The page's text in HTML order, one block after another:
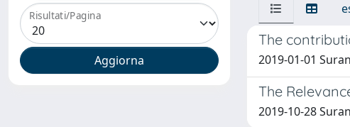
Risultati/Pagina
The
2019-01-01
The
2019-10-28